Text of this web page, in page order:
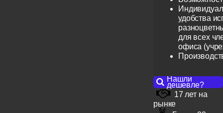
удобства
для всех
офиса
Нашли
дешевле?
17 лет на
рынке